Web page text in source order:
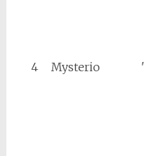
4 Mysterio